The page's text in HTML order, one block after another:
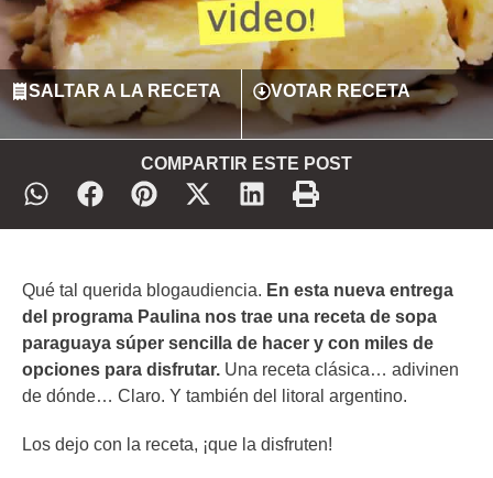
SALTAR A LA RECETA VOTAR RECETA
COMPARTIR ESTE POST
Qué tal querida blogaudiencia. En esta nueva entrega
del programa Paulina nos trae una receta de sopa
paraguaya súper sencilla de hacer y con miles de
opciones para disfrutar. Una receta clásica… adivinen
de dónde… Claro. Y también del litoral argentino.
Los dejo con la receta, ¡que la disfruten!